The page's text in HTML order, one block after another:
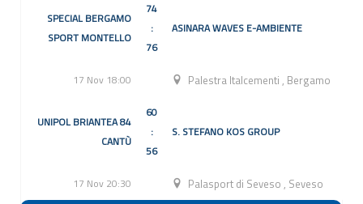
SPECIAL BERGAMO
SPORT MONTELLO
74
:
76
ASINARA WAVES E-AMBIENTE
17 Nov 18:00 Palestra Italcementi, Bergamo
UNIPOL BRIANTEA 84
CANTÙ
60
:
56
S. STEFANO KOS GROUP
17 Nov 20:30 Palasport di Seveso, Seveso